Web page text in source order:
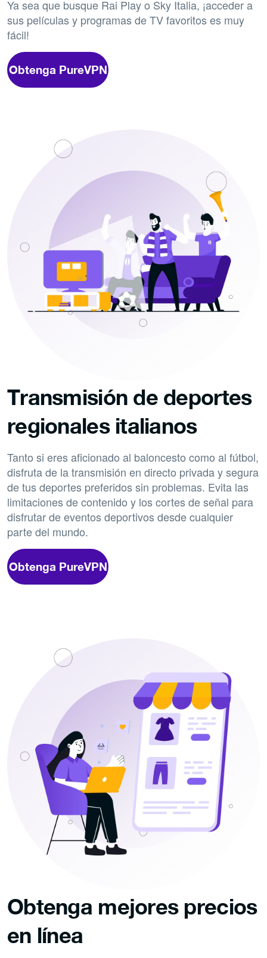
Ya sea que busque Rai Play o Sky Italia, ¡acceder a
sus películas y programas de TV favoritos es muy
fácil!
Obtenga PureVPN
Transmisión de deportes
regionales italianos
Tanto si eres aficionado al baloncesto como al fútbol,
disfruta de la transmisión en directo privada y segura
de tus deportes preferidos sin problemas. Evita las
limitaciones de contenido y los cortes de señal para
disfrutar de eventos deportivos desde cualquier
parte del mundo.
Obtenga PureVPN
Obtenga mejores precios
en línea